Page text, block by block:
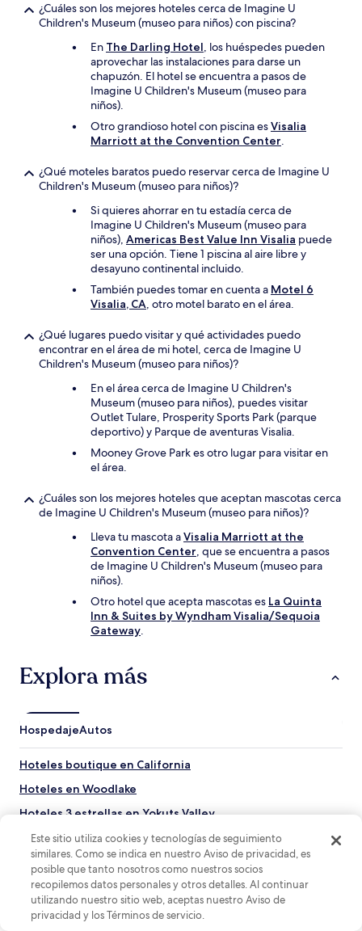
¿Cuáles son los mejores hoteles cerca de Imagine U
Children's Museum (museo para niños) con piscina?
En The Darling Hotel, los huéspedes pueden
aprovechar las instalaciones para darse un
chapuzón. El hotel se encuentra a pasos de
Imagine U Children's Museum (museo para
niños).
Otro grandioso hotel con piscina esVisalia
Marriott at the Convention Center.
¿Qué moteles baratos puedo reservar cerca de Imagine U
Children's Museum (museo para niños)?
Si quieres ahorrar en tu estadía cerca de
Imagine U Children's Museum (museo para
niños), Americas Best Value Inn Visalia puede
ser una opción. Tiene 1 piscina al aire libre y
desayuno continental incluido.
También puedes tomar en cuenta a Motel 6
Visalia, CA, otro motel barato en el área.
¿Qué lugares puedo visitar y qué actividades puedo
encontrar en el área de mi hotel, cerca de Imagine U
Children's Museum (museo para niños)?
En el área cerca de Imagine U Children's
Museum (museo para niños), puedes visitar
Outlet Tulare, Prosperity Sports Park (parque
deportivo) y Parque de aventuras Visalia.
Mooney Grove Park es otro lugar para visitar en
el área.
¿Cuáles son los mejores hoteles que aceptan mascotas cerca
de Imagine U Children's Museum (museo para niños)?
Lleva tu mascota aVisalia Marriott at the
Convention Center, que se encuentra a pasos
de Imagine U Children's Museum (museo para
niños).
Otro hotel que acepta mascotas es La Quinta
Inn & Suites by Wyndham Visalia/Sequoia
Gateway.
Explora más
HospedajeAutos
Hoteles boutique en California
Hoteles en Woodlake
Hoteles 3 estrellas en Yokuts Valley
Hoteles con cocina en Fresno
Hoteles con estacionamiento en Tulare
Moteles en California
Hoteles en Exeter
Este sitio utiliza cookies y tecnologías de seguimiento
similares. Como se indica en nuestro Aviso de privacidad, es
posible que tanto nosotros como nuestros socios
recopilemos datos personales y otros detalles. Al continuar
utilizando nuestro sitio web, aceptas nuestro Aviso de
privacidad y los Términos de servicio.